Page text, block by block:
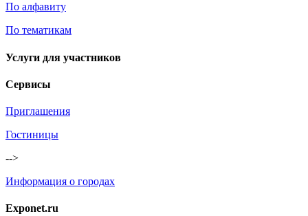
По алфавиту
По тематикам
Услуги для участников
Сервисы
Приглашения
Гостиницы
-->
Информация о городах
Exponet.ru